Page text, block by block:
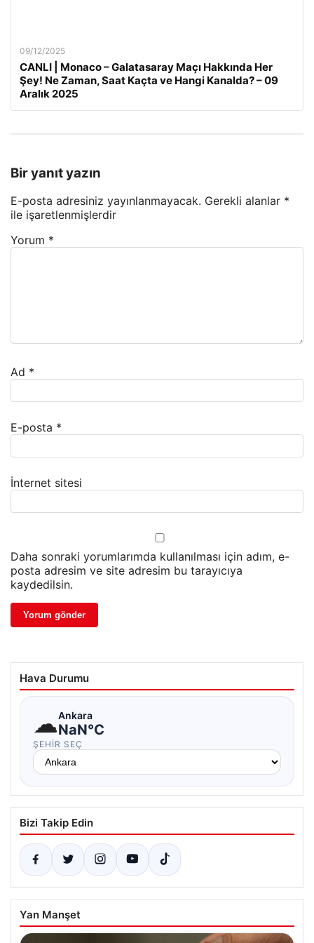
09/12/2025
CANLI | Monaco – Galatasaray Maçı Hakkında Her
Şey! Ne Zaman, Saat Kaçta ve Hangi Kanalda? – 09
Aralık 2025
Bir yanıt yazın
E-posta adresiniz yayınlanmayacak. Gerekli alanlar *
ile işaretlenmişlerdir
Yorum *
Ad *
E-posta *
İnternet sitesi
Daha sonraki yorumlarımda kullanılması için adım, e-
posta adresim ve site adresim bu tarayıcıya
kaydedilsin.
Hava Durumu
☁Ankara
NaN°C
ŞEHIR SEÇ
Bizi Takip Edin
Yan Manşet